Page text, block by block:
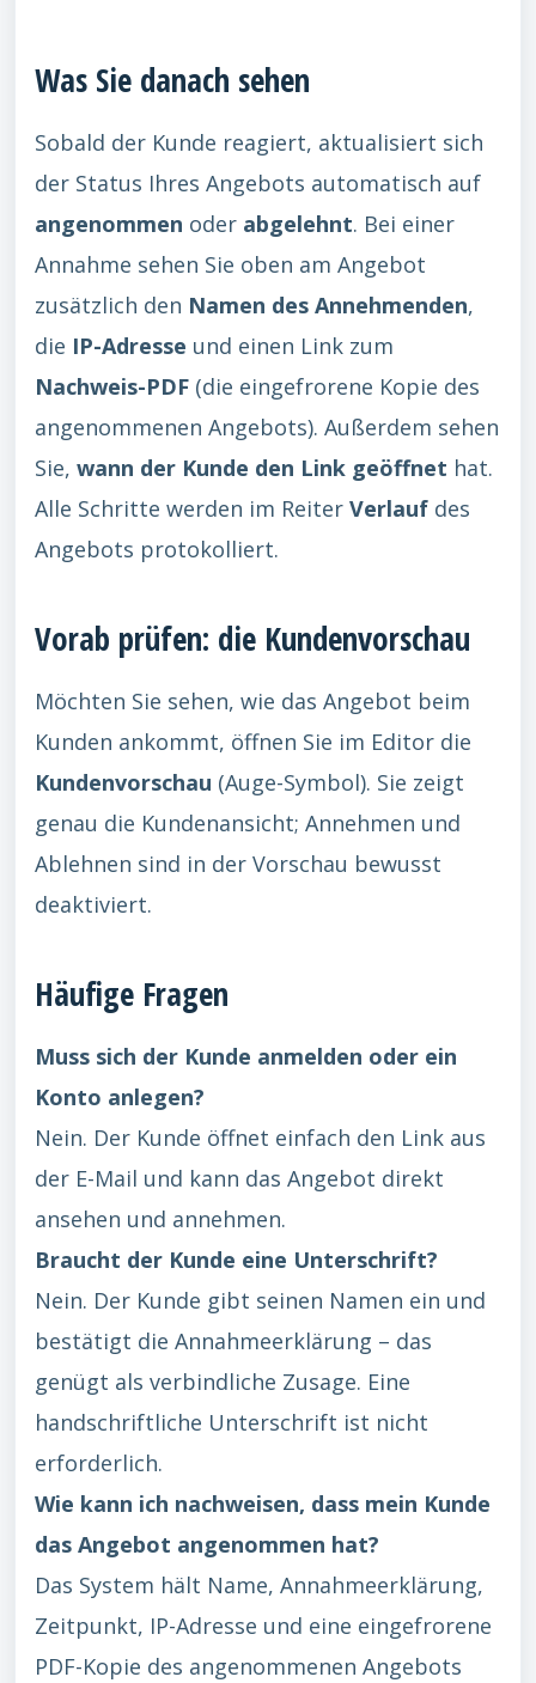
Was Sie danach sehen
Sobald der Kunde reagiert, aktualisiert sich
der Status Ihres Angebots automatisch auf
angenommen oder abgelehnt. Bei einer
Annahme sehen Sie oben am Angebot
zusätzlich den Namen des Annehmenden,
die IP-Adresse und einen Link zum
Nachweis-PDF (die eingefrorene Kopie des
angenommenen Angebots). Außerdem sehen
Sie, wann der Kunde den Link geöffnet hat.
Alle Schritte werden im Reiter Verlauf des
Angebots protokolliert.
Vorab prüfen: die Kundenvorschau
Möchten Sie sehen, wie das Angebot beim
Kunden ankommt, öffnen Sie im Editor die
Kundenvorschau (Auge-Symbol). Sie zeigt
genau die Kundenansicht; Annehmen und
Ablehnen sind in der Vorschau bewusst
deaktiviert.
Häufige Fragen
Muss sich der Kunde anmelden oder ein
Konto anlegen?
Nein. Der Kunde öffnet einfach den Link aus
der E-Mail und kann das Angebot direkt
ansehen und annehmen.
Braucht der Kunde eine Unterschrift?
Nein. Der Kunde gibt seinen Namen ein und
bestätigt die Annahmeerklärung – das
genügt als verbindliche Zusage. Eine
handschriftliche Unterschrift ist nicht
erforderlich.
Wie kann ich nachweisen, dass mein Kunde
das Angebot angenommen hat?
Das System hält Name, Annahmeerklärung,
Zeitpunkt, IP-Adresse und eine eingefrorene
PDF-Kopie des angenommenen Angebots